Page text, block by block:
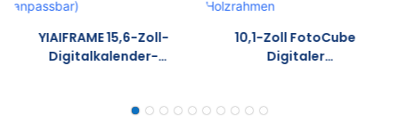
YIAIFRAME 15,6-Zoll-
Digitalkalender-
Individuell Anpassbar)
10,1-Zoll FotoCube
Digitaler
Bilderrahmen Mit